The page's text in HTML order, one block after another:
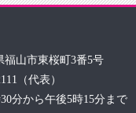
山市東桜町3番5号
（代表）
分から午後5時15分まで